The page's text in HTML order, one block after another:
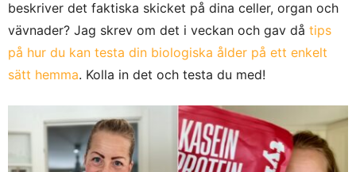
beskriver det faktiska skicket på dina celler, organ och
vävnader? Jag skrev om det i veckan och gav då tips
på hur du kan testa din biologiska ålder på ett enkelt
sätt hemma. Kolla in det och testa du med!